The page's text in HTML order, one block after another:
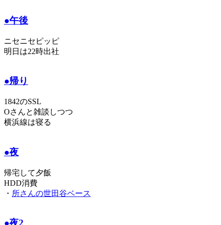
●午後
ニセニセピッピ
明日は22時出社
●帰り
1842のSSL
Oさんと雑談しつつ
横浜線は寝る
●夜
帰宅して夕飯
HDD消費
・ 所さんの世田谷ベース